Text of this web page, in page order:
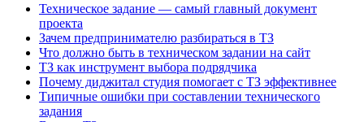
Техническое задание — самый главный документ
проекта
Зачем предпринимателю разбираться в ТЗ
Что должно быть в техническом задании на сайт
ТЗ как инструмент выбора подрядчика
Почему диджитал студия помогает с ТЗ эффективнее
Типичные ошибки при составлении технического
задания